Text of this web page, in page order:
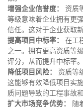
增强企业信誉度：
资质
等级意味着企业拥有更
信任。这对于企业获取
提高项目中标率：
在工
之一。拥有更高资质等
评分，从而提升中标率。
降低项目风险：
资质等
这能够有效降低项目实
质问题导致的工程事故
扩大市场竞争优势：
随